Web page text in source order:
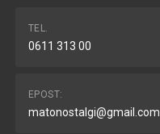
TEL.
0611 313 00
EPOST:
matonostalgi@gmail.com